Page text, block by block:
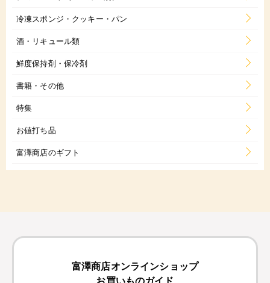
冷凍スポンジ・クッキー・パン
酒・リキュール類
鮮度保持剤・保冷剤
書籍・その他
特集
お値打ち品
富澤商店のギフト
富澤商店オンラインショップ